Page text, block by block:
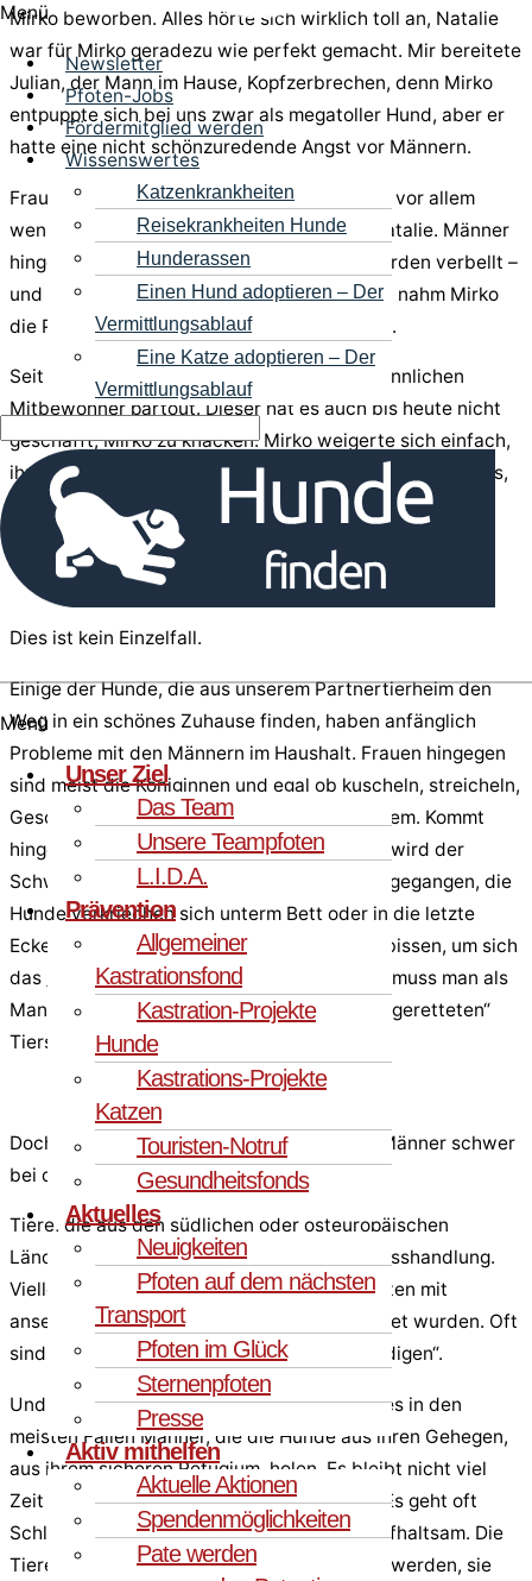
Menü
Newsletter
Pfoten-Jobs
Fördermitglied werden
Wissenswertes
Katzenkrankheiten
Reisekrankheiten Hunde
Hunderassen
Einen Hund adoptieren – Der
Vermittlungsablauf
Eine Katze adoptieren – Der
Vermittlungsablauf
Menü
Unser Ziel
Das Team
Unsere Teampfoten
L.I.D.A.
Prävention
Allgemeiner
Kastrationsfond
Kastration-Projekte
Hunde
Kastrations-Projekte
Katzen
Touristen-Notruf
Gesundheitsfonds
Aktuelles
Neuigkeiten
Pfoten auf dem nächsten
Transport
Pfoten im Glück
Sternenpfoten
Presse
Aktiv mithelfen
Aktuelle Aktionen
Spendenmöglichkeiten
Pate werden
Mirko beworben. Alles hörte sich wirklich toll an, Natalie
war für Mirko geradezu wie perfekt gemacht. Mir bereitete
Julian, der Mann im Hause, Kopfzerbrechen, denn Mirko
entpuppte sich bei uns zwar als megatoller Hund, aber er
hatte eine nicht schönzuredende Angst vor Männern.
Frauen und Kinder fand Mirko hingegen toll, vor allem
wenn sie so sanftmütig und zart sind wie Natalie. Männer
hingegen waren einfach nur gruselig, sie wurden verbellt –
und kam trotz der Bellattacke einer zu nahe, nahm Mirko
die Pfoten in die Hand und ergriff die Flucht.
Seit Mirkos Ankunft mied er z.B. unseren männlichen
Mitbewohner partout. Dieser hat es auch bis heute nicht
geschafft, Mirko zu knacken. Mirko weigerte sich einfach,
ihn zu mögen. Er hatte keine Chance, nicht mit Leckerlies,
nicht mit der täglichen Fütterung, er kam nicht an Mirko
heran.
Dies ist kein Einzelfall.
Einige der Hunde, die aus unserem Partnertierheim den
Weg in ein schönes Zuhause finden, haben anfänglich
Probleme mit den Männern im Haushalt. Frauen hingegen
sind meist die Königinnen und egal ob kuscheln, streicheln,
Geschirr und Leine anlegen, alles kein Problem. Kommt
hingegen der Herr des Hauses um die Ecke, wird der
Schwanz eingezogen, geknurrt, nach vorne gegangen, die
Hunde verkriechen sich unterm Bett oder in die letzte
Ecke. Im seltenen, schlimmsten Fall wird gebissen, um sich
das „Monster Mann“ vom Leib zu halten. Da muss man als
Mann schon einiges an Wohlwollen für den „geretteten“
Tierschutzhund aufbringen…
Doch woher kommt es, dass es besonders Männer schwer
bei den Hunden aus dem Tierschutz haben?
Tiere, die aus den südlichen oder osteuropäischen
Ländern kommen, wurden u.U. Opfer von Misshandlung.
Vielleicht wurden sie ausgesetzt oder mussten mit
ansehen, wie Geschwister oder Eltern getötet wurden. Oft
sind es Männer, die diese Gräueltaten „erledigen“.
Und auch in unserem Partnertierheim sind es in den
meisten Fällen Männer, die die Hunde aus ihren Gehegen,
aus ihrem sicheren Refugium, holen. Es bleibt nicht viel
Zeit für Streicheleinheiten oder Geplänkel. Es geht oft
Schlag auf Schlag, denn die Zeit rennt unaufhaltsam. Die
Tiere müssen von der Tierärztin untersucht werden, sie